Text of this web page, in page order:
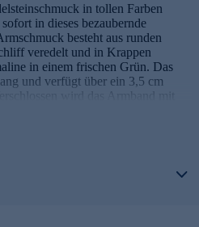
in tollen Farben
in dieses bezaubernde
besteht aus runden
veredelt und in Krappen
in einem frischen Grün. Das
und verfügt über ein 3,5 cm
wird das Armband mit
Gelbgold 375. Mit diesem